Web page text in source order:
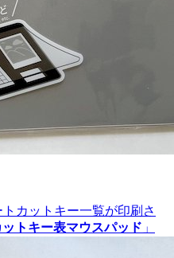
カットキー一覧が印刷さ
トキー表マウスパッド 」